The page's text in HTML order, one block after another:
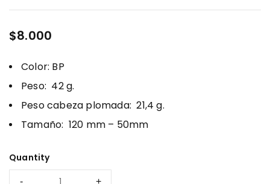
$8.000
Color: BP
Peso: 42 g.
Peso cabeza plomada: 21,4 g.
Tamaño: 120 mm – 50mm
Quantity